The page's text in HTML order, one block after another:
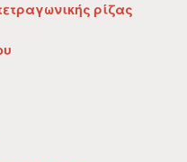
ρίζας